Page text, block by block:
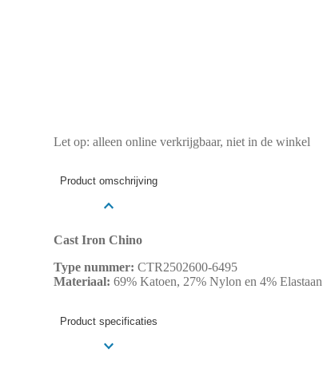
Let op: alleen online verkrijgbaar, niet in de winkel
Product omschrijving
Cast Iron Chino
Type nummer: CTR2502600-6495
Materiaal: 69% Katoen, 27% Nylon en 4% Elastaan
Product specificaties